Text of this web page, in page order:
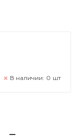
В наличии: 0 шт